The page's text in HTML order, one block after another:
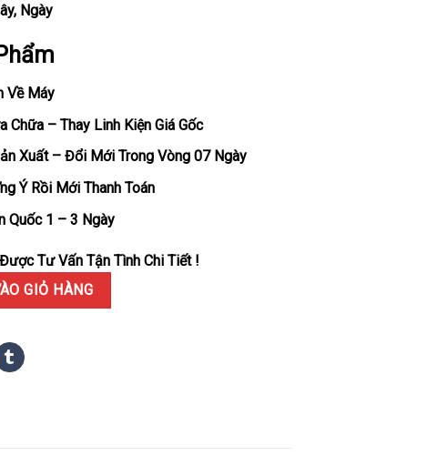
Ngày
Về Máy
Chữa – Thay Linh Kiện Giá Gốc
Xuất – Đổi Mới Trong Vòng 07 Ngày
Ý Rồi Mới Thanh Toán
Quốc 1 – 3 Ngày
Tư Vấn Tận Tình Chi Tiết !
300M Moonshine Vàng Vàng Mặt Xanh Lá Replica 1:1 VSF 42mm
GIỎ HÀNG